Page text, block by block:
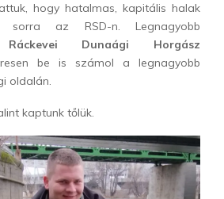
hogy hatalmas, kapitális halak
sorra az RSD-n. Legnagyobb
Ráckevei Dunaági Horgász
be is számol a legnagyobb
oldalán.
kaptunk tőlük.